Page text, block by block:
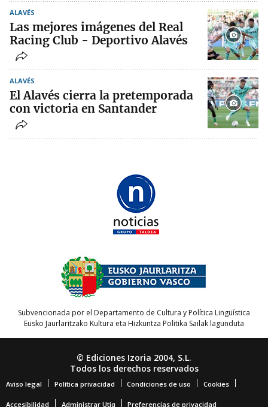
ALAVÉS
Las mejores imágenes del Real
Racing Club - Deportivo Alavés
ALAVÉS
El Alavés cierra la pretemporada
con victoria en Santander
Subvencionada por el Departamento de Cultura y Política Lingüística
Eusko Jaurlaritzako Kultura eta Hizkuntza Politika Sailak lagunduta
© Ediciones Izoria 2004, S.L.
Todos los derechos reservados
Aviso legal Política privacidad Condiciones de uso Cookies
Accesibilidad Administrar Utiq Preferencias de privacidad